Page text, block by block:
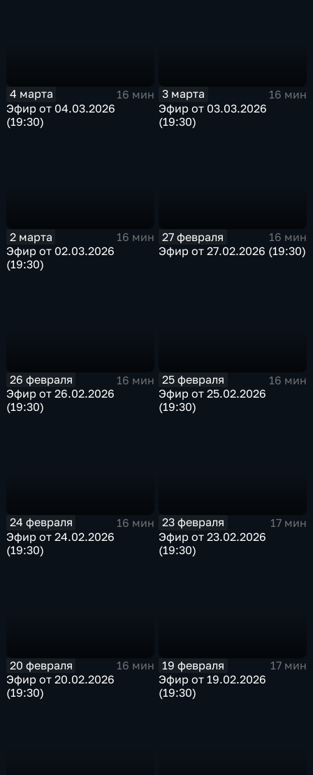
4 марта
16 мин
Эфир от 04.03.2026
(19:30)
3 марта
16 мин
Эфир от 03.03.2026
(19:30)
2 марта
16 мин
Эфир от 02.03.2026
(19:30)
27 февраля
16 мин
Эфир от 27.02.2026 (19:30)
26 февраля
16 мин
Эфир от 26.02.2026
(19:30)
25 февраля
16 мин
Эфир от 25.02.2026
(19:30)
24 февраля
16 мин
Эфир от 24.02.2026
(19:30)
23 февраля
17 мин
Эфир от 23.02.2026
(19:30)
20 февраля
16 мин
Эфир от 20.02.2026
(19:30)
19 февраля
17 мин
Эфир от 19.02.2026
(19:30)